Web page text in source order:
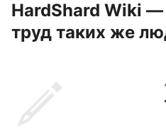
HardShard Wiki
труд таких же